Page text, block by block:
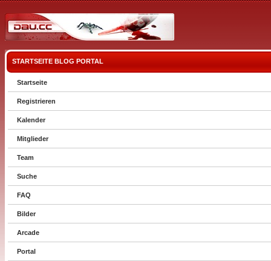
STARTSEITE BLOG PORTAL
Startseite
Registrieren
Kalender
Mitglieder
Team
Suche
FAQ
Bilder
Arcade
Portal